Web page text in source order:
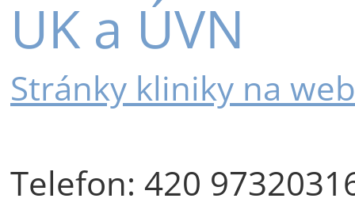
UK a ÚVN
Stránky kliniky na
Telefon: 420